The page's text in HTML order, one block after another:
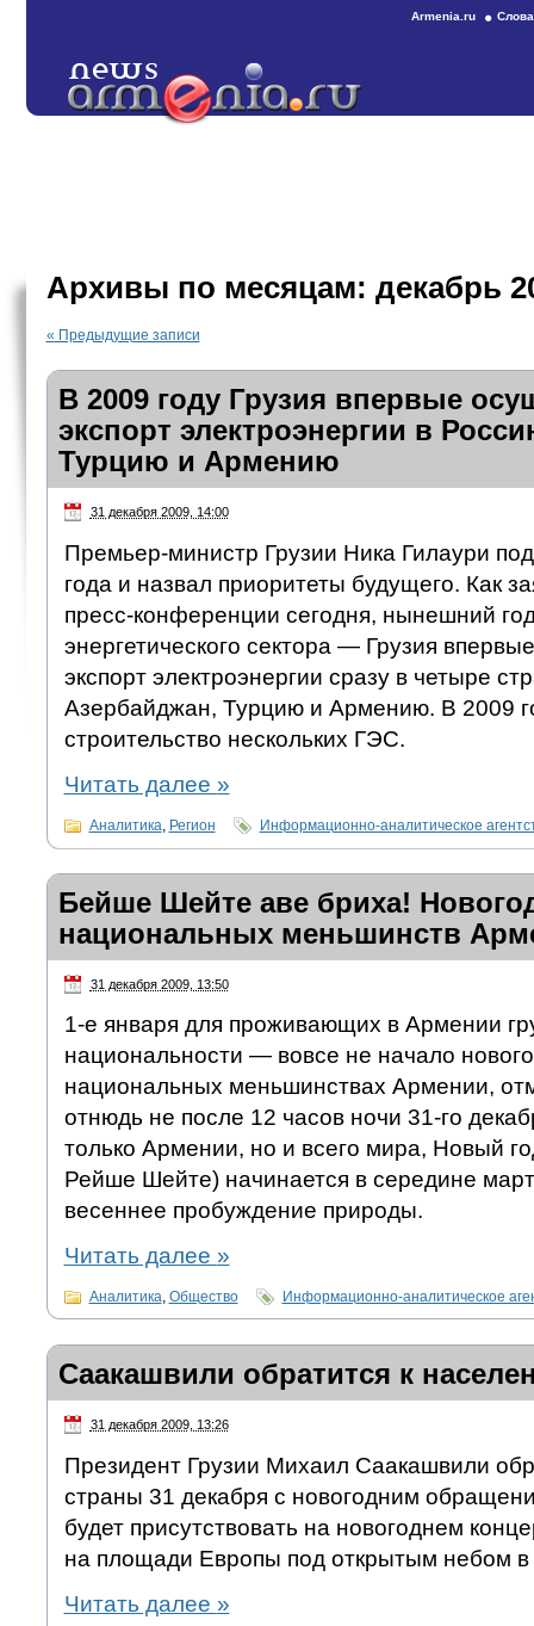
Armenia.ru
Архивы по месяцам: декабрь
« Предыдущие записи
В 2009 году Грузия впервые
экспорт электроэнергии в
Турцию и Армению
31 декабря 2009, 14:00
Премьер-министр Грузии Ника Гилаури
года и назвал приоритеты будущего. Как
пресс-конференции сегодня, нынешний
энергетического сектора — Грузия
экспорт электроэнергии сразу в четыре
Азербайджан, Турцию и Армению. В 2009
строительство нескольких ГЭС.
Читать далее »
Аналитика Регион Информационно-аналитическое
Бейше Шейте аве бриха!
национальных меньшинств
31 декабря 2009, 13:50
1-е января для проживающих в Армении
национальности — вовсе не начало
национальных меньшинствах Армении,
отнюдь не после 12 часов ночи 31-го
только Армении, но и всего мира, Новый
Рейше Шейте) начинается в середине
весеннее пробуждение природы.
Читать далее »
Аналитика, Общество Информационно-аналитическое
Саакашвили обратится к
31 декабря 2009, 13:26
Президент Грузии Михаил Саакашвили
страны 31 декабря с новогодним
будет присутствовать на новогоднем
на площади Европы под открытым небом
Читать далее »